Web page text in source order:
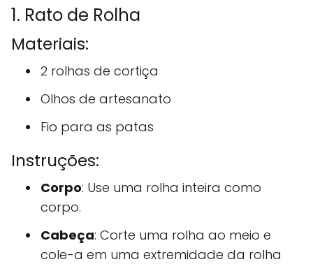
1. Rato de Rolha
Materiais:
2 rolhas de cortiça
Olhos de artesanato
Fio para as patas
Instruções:
Corpo: Use uma rolha inteira como
corpo.
Cabeça: Corte uma rolha ao meio e
cole-a em uma extremidade da rolha